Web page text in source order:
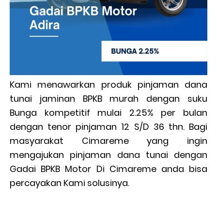
Kami menawarkan produk pinjaman dana
tunai jaminan BPKB murah dengan suku
Bunga kompetitif mulai 2.25% per bulan
dengan tenor pinjaman 12 S/D 36 thn. Bagi
masyarakat Cimareme yang ingin
mengajukan pinjaman dana tunai dengan
Gadai BPKB Motor Di Cimareme anda bisa
percayakan Kami solusinya.